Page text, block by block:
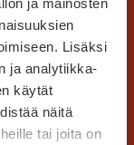
Lisäksi
ja analytiikka-
käytät
näitä
tai joita on
a
r
i
s
s
a
e
r
v
e
h
d